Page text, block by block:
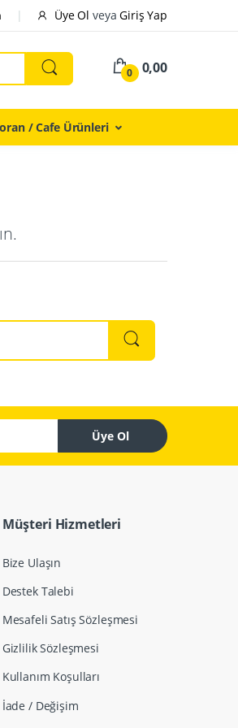
Üye Ol veya Giriş Yap
0 0,00
/ Cafe Ürünleri
Üye Ol
Müşteri Hizmetleri
Bize Ulaşın
Destek Talebi
Mesafeli Satış Sözleşmesi
Gizlilik Sözleşmesi
Kullanım Koşulları
İade / Değişim